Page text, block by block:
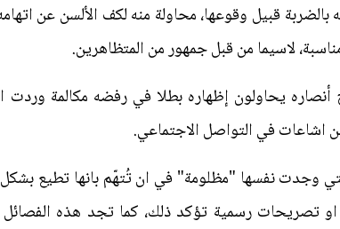
قبيل وقوعها، محاولة منه لكف الألسن عن
لاسيما من قبل جمهور من المتظاهرين.
يحاولون إظهاره بطلا في رفضه مكالمة وردت
اشاعات في التواصل الاجتماعي.
وجدت نفسها "مظلومة" في ان تُتهّم بانها تطيع بشكل
تصريحات رسمية تؤكد ذلك، كما تجد هذه الفصائل